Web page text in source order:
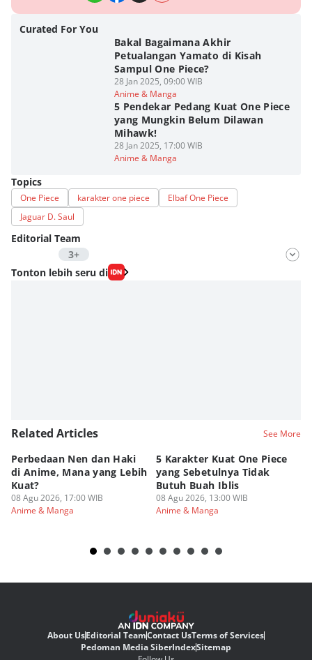
Curated For You
Bakal Bagaimana Akhir
Petualangan Yamato di Kisah
Sampul One Piece?
28 Jan 2025, 09:00 WIB
Anime & Manga
5 Pendekar Pedang Kuat One Piece
yang Mungkin Belum Dilawan
Mihawk!
28 Jan 2025, 17:00 WIB
Anime & Manga
Topics
One Piece karakter one piece
Elbaf One Piece
Jaguar D. Saul
Editorial Team
3+
Editor
Fahrul Razi Uni Nurullah
Tonton lebih seru di
Related Articles See More
Perbedaan Nen dan Haki
di Anime, Mana yang Lebih
Kuat?
08 Agu 2026, 17:00 WIB
Anime & Manga
5 Karakter Kuat One Piece
yang Sebetulnya Tidak
Butuh Buah Iblis
08 Agu 2026, 13:00 WIB
Anime & Manga
About UsEditorial TeamContact UsTerms of Services
Pedoman Media SiberIndexSitemap